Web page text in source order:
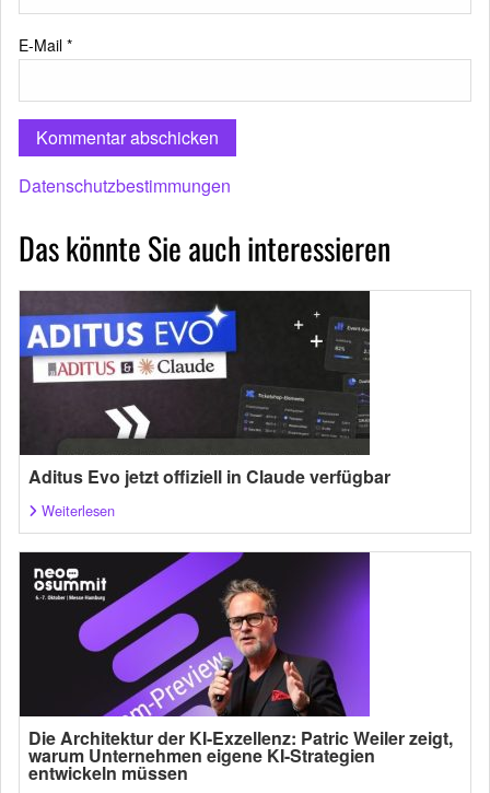
E-Mail *
Datenschutzbestimmungen
Das könnte Sie auch interessieren
Aditus Evo jetzt offiziell in Claude verfügbar
Weiterlesen
Die Architektur der KI-Exzellenz: Patric Weiler zeigt,
warum Unternehmen eigene KI-Strategien
entwickeln müssen